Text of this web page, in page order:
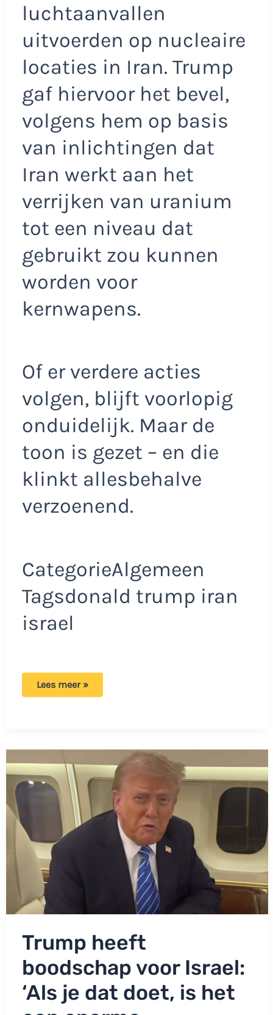
luchtaanvallen
uitvoerden op nucleaire
locaties in Iran. Trump
gaf hiervoor het bevel,
volgens hem op basis
van inlichtingen dat
Iran werkt aan het
verrijken van uranium
tot een niveau dat
gebruikt zou kunnen
worden voor
kernwapens.
Of er verdere acties
volgen, blijft voorlopig
onduidelijk. Maar de
toon is gezet – en die
klinkt allesbehalve
verzoenend.
CategorieAlgemeen
Tagsdonald trump iran
israel
Donald
klap
in
het
gezicht!’
Lees meer »
Trump heeft
boodschap voor Israel:
‘Als je dat doet, is het